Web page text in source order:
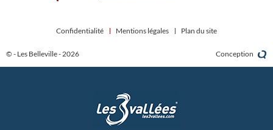
© - Les Belleville - 2026
Confidentialité Mentions légales Plan du site
Conception